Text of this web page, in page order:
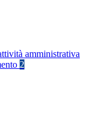
amministrativa
2